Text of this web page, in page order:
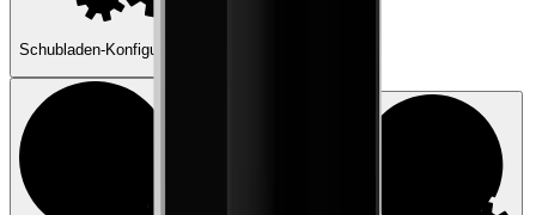
Schubladen-Konfigurator